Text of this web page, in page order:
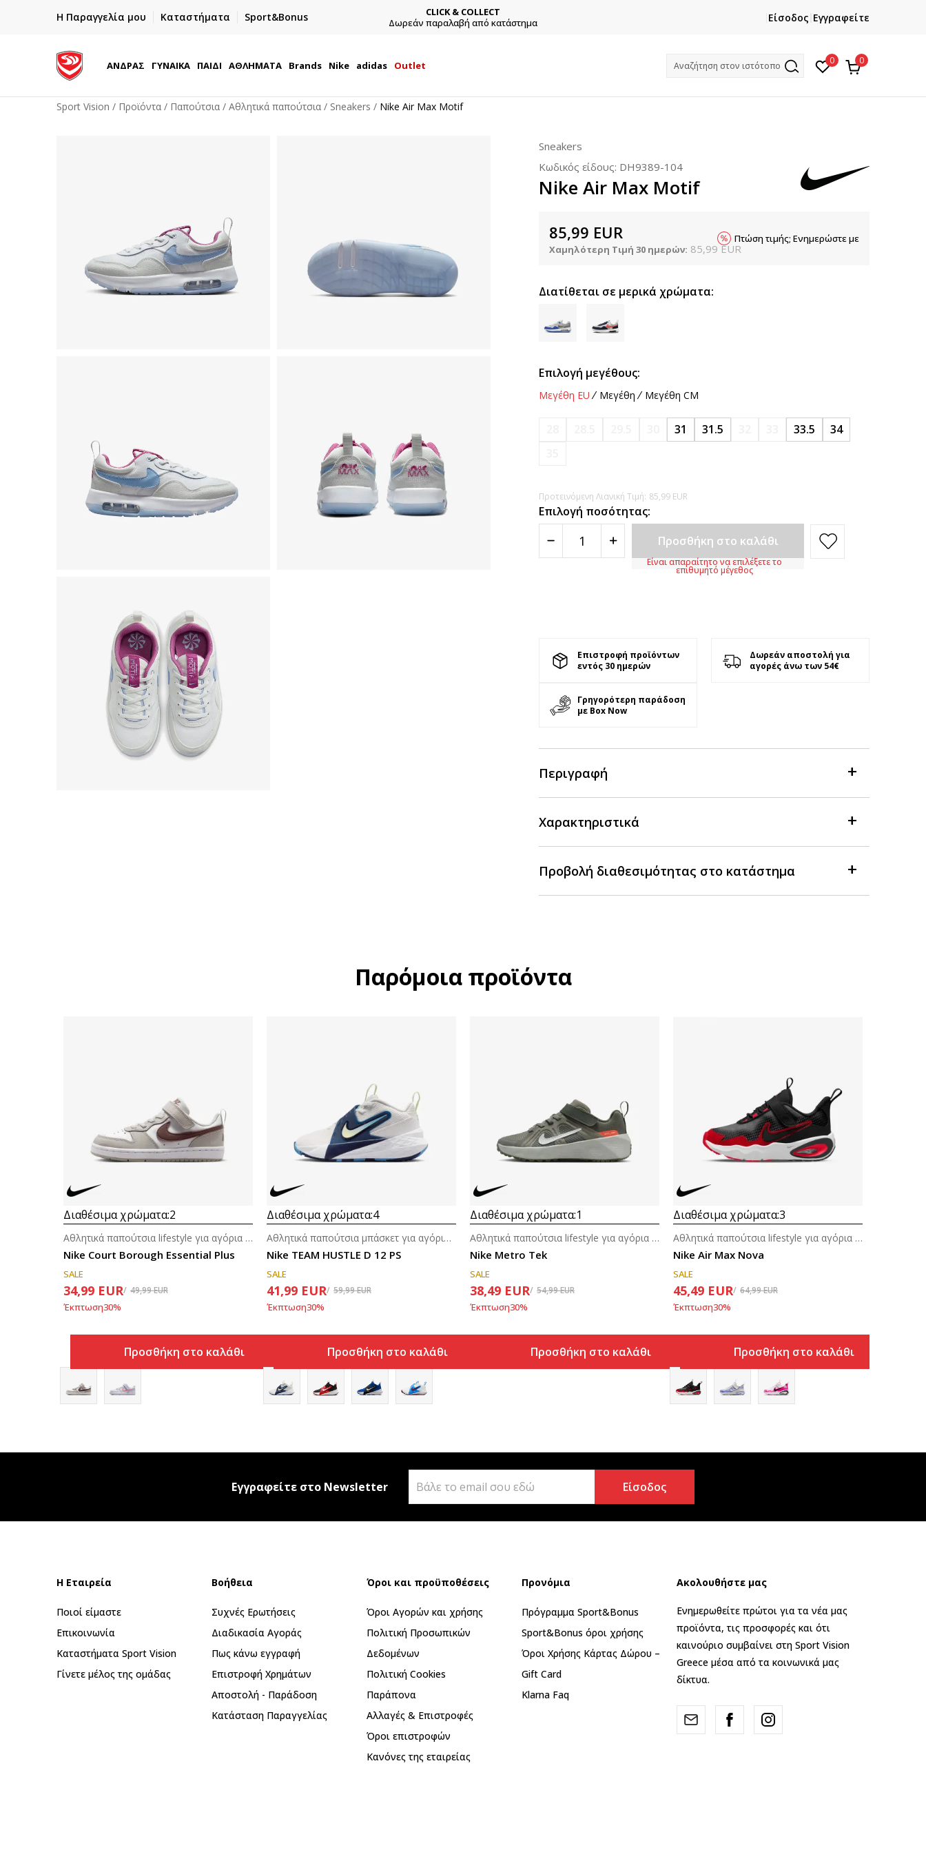
Η Παραγγελία μου Καταστήματα Sport&Bonus
ΓΡΗΓΟΡΟΤΕΡΗ ΠΑΡΑΔΟΣΗ ΜΕ BOX NOW
Παραλαβή 24/7
CLICK & COLLECT
Δωρεάν παραλαβή από κατάστημα
Και κερδίστε -10% με την πρώτη σας αγορά!
Είσοδος Εγγραφείτε
ΑΝΔΡΑΣ ΓΥΝΑΙΚΑ ΠΑΙΔΙ ΑΘΛΗΜΑΤΑ Brands Nike adidas Outlet Αναζήτηση στον ιστότοπο 0 0
Sport Vision Προϊόντα Παπούτσια Αθλητικά παπούτσια Sneakers Nike Air Max Motif
Sneakers
Κωδικός είδους: DH9389-104
Nike Air Max Motif
85,99 EUR
Χαμηλότερη Τιμή 30 ημερών: 85,99 EUR
Πτώση τιμής; Ενημερώστε με
Διατίθεται σε μερικά χρώματα:
Επιλογή μεγέθους:
Μεγέθη EU Μεγέθη Μεγέθη CM
31 31.5 33.5
34
Προτεινόμενη Λιανική Τιμή: 85,99 EUR
Επιλογή ποσότητας:
Προσθήκη στο καλάθι
Είναι απαραίτητο να επιλέξετε το
επιθυμητό μέγεθος
Επιστροφή προϊόντων
εντός 30 ημερών
Δωρεάν αποστολή για
αγορές άνω των 54€
Γρηγορότερη παράδοση
με Box Now
Περιγραφή
Χαρακτηριστικά
Προβολή διαθεσιμότητας στο κατάστημα
Παρόμοια προϊόντα
Διαθέσιμα χρώματα:2
Nike Court Borough Essential Plus
Αθλητικά παπούτσια lifestyle για αγόρια (4-7ε.)
SALE
34,99 EUR 49,99EUR
Έκπτωση30%
Προσθήκη στο καλάθι
Διαθέσιμα χρώματα:4
Nike TEAM HUSTLE D 12 PS
Αθλητικά παπούτσια μπάσκετ για αγόρια (4-7ε.)
SALE
41,99 EUR 59,99EUR
Έκπτωση30%
Προσθήκη στο καλάθι
Διαθέσιμα χρώματα:1
Nike Metro Tek
Αθλητικά παπούτσια lifestyle για αγόρια (4-7ε.)
SALE
38,49 EUR 54,99EUR
Έκπτωση30%
Προσθήκη στο καλάθι
Διαθέσιμα χρώματα:3
Nike Air Max Nova
Αθλητικά παπούτσια lifestyle για αγόρια (4-7ε.)
SALE
45,49 EUR 64,99EUR
Έκπτωση30%
Προσθήκη στο καλάθι
Εγγραφείτε στο Newsletter Είσοδος
Η Εταιρεία
Ποιοί είμαστε
Επικοινωνία
Καταστήματα Sport Vision
Γίνετε μέλος της ομάδας
Βοήθεια
Συχνές Ερωτήσεις
Διαδικασία Αγοράς
Πως κάνω εγγραφή
Επιστροφή Xρημάτων
Αποστολή - Παράδοση
Κατάσταση Παραγγελίας
Όροι και προϋποθέσεις
Όροι Αγορών και χρήσης
Πολιτική Προσωπικών
Δεδομένων
Πολιτική Cookies
Παράπονα
Αλλαγές & Επιστροφές
Όροι επιστροφών
Κανόνες της εταιρείας
Προνόμια
Πρόγραμμα Sport&Bonus
Sport&Bonus όροι χρήσης
Όροι Χρήσης Κάρτας Δώρου –
Gift Card
Klarna Faq
Ακολουθήστε μας
Ενημερωθείτε πρώτοι για τα νέα μας
προϊόντα, τις προσφορές και ότι
καινούριο συμβαίνει στη Sport Vision
Greece μέσα από τα κοινωνικά μας
δίκτυα.